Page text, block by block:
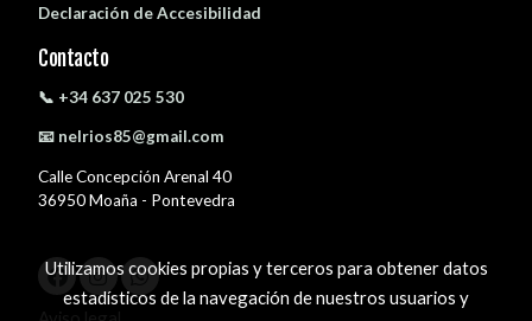
Declaración de Accesibilidad
Contacto
📞 +34 637 025 530
📧 nelrios85@gmail.com
Calle Concepción Arenal 40
36950 Moaña - Pontevedra
Utilizamos cookies propias y terceros para obtener datos
estadísticos de la navegación de nuestros usuarios y